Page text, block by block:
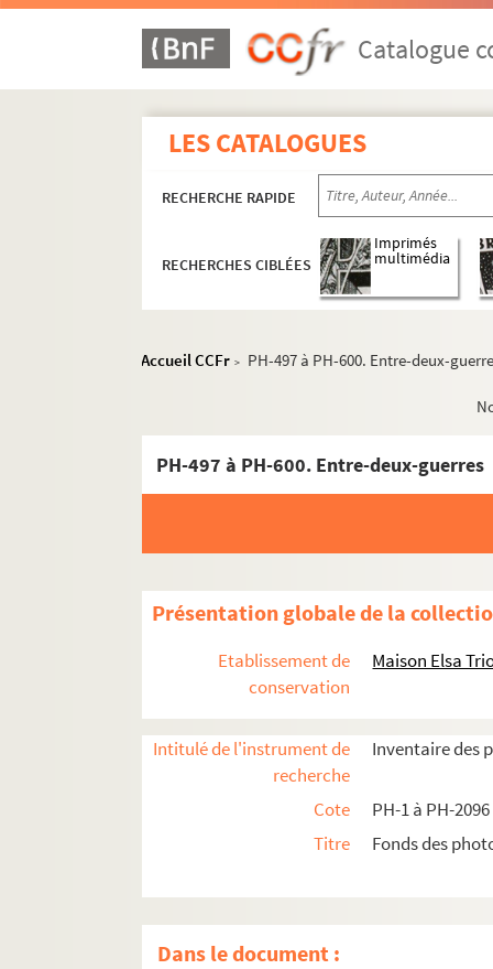
Catalogue
LES CATALOGUES
RECHERCHE RAPIDE
RECHERCHES CIBLÉES
Imprimés
multimédia
Accueil CCFr > PH-497 à PH-600. Entre-deux-
PH-497 à PH-600. Entre-deux-guerres
Présentation globale de la
Etablissement de
conservation
Maison Elsa
Intitulé de l'instrument de
recherche
Inventaire des
Cote
PH-1 à PH-2096
Titre
Fonds des
Dans le document :